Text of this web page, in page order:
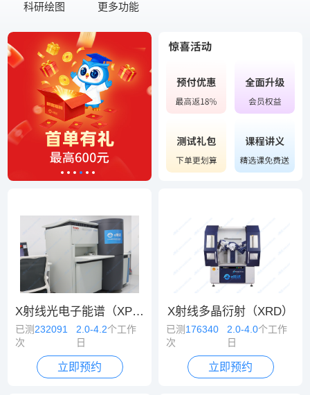
科研绘图 更多功能
X射线光电子能谱（XPS）
已测232091
次
2.0-4.2个工作
日
立即预约
X射线多晶衍射（XRD）
已测 176340
次
2.0-4.0个工作
日
立即预约